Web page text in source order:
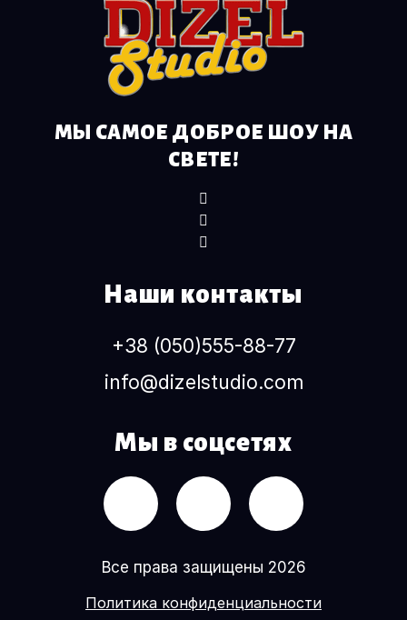
МЫ САМОЕ ДОБРОЕ ШОУ НА
СВЕТЕ!
Наши контакты
+38 (050)555-88-77
info@dizelstudio.com
Мы в соцсетях
Все права защищены 2026
Политика конфиденциальности